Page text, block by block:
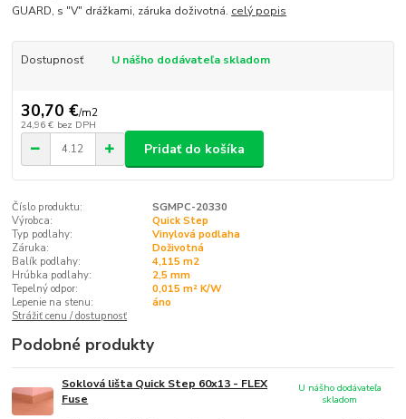
GUARD, s "V" drážkami, záruka doživotná. celý popis
Dostupnosť U nášho dodávateľa skladom
30,70 €/m2
24,96 € bez DPH
Pridať do košíka
Číslo produktu:
SGMPC-20330
Výrobca:
Quick Step
Typ podlahy:
Vinylová podlaha
Záruka:
Doživotná
Balík podlahy:
4,115 m2
Hrúbka podlahy:
2,5 mm
Tepelný odpor:
0,015 m² K/W
Lepenie na stenu:
áno
Strážiť cenu / dostupnosť
Podobné produkty
Soklová lišta Quick Step 60x13 - FLEX
Fuse
U nášho dodávateľa
skladom